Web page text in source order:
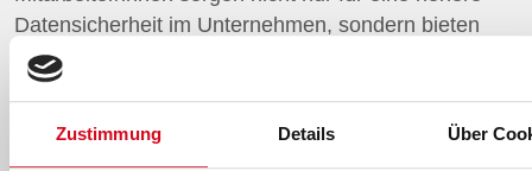
Zustimmung Details Über
Datensicherheit im Unternehmen, sondern bieten
durch das verstärkte Risikobewusstsein auch eine
optimale Absicherung gegen Angriffe auf die